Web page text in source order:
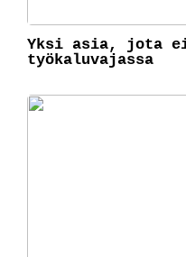
Yksi asia, jota
työkaluvajassa